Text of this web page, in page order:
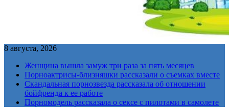
8 августа, 2026
Женщина вышла замуж три раза за пять месяцев
Порноактрисы-близняшки рассказали о съемках вместе
Скандальная порнозвезда рассказала об отношении
бойфренда к ее работе
Порномодель рассказала о сексе с пилотами в самолете